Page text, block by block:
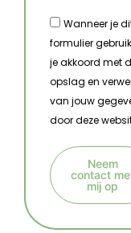
Wanneer je
formulier
je akkoord met
opslag en
van jouw
door deze
Neem
contact
mij op